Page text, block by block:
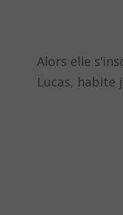
Alors elle
Lucas, habite